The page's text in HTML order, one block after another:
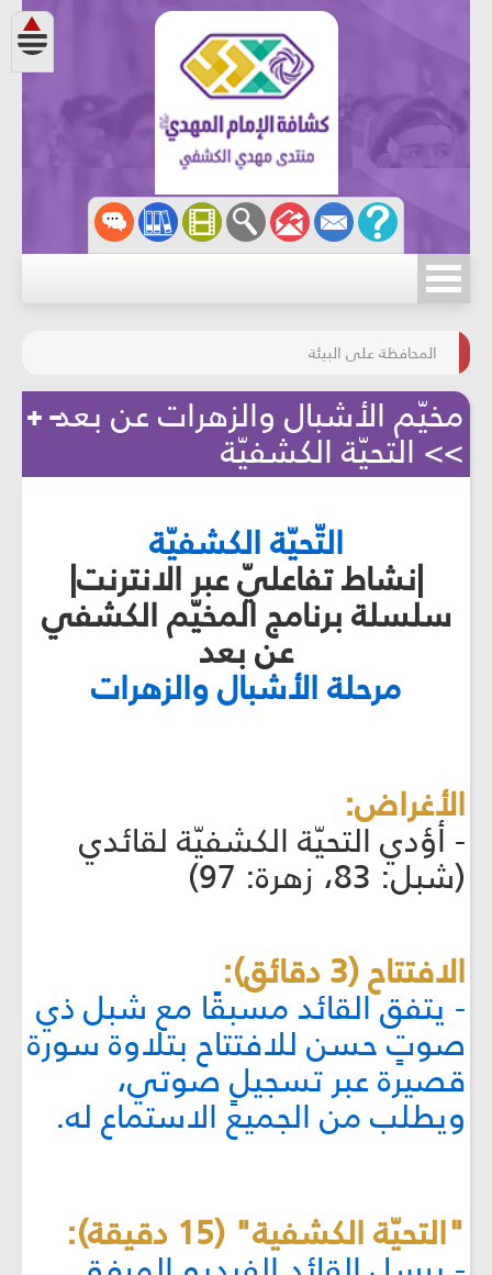
مسابقة الركب الحسينيّ
المحافظة على البيئة
مخيّم الأشبال والزهرات عن بعد
>> التحيّة الكشفيّة
التّحيّة الكشفيّة
|نشاط تفاعليّ عبر الانترنت|
سلسلة برنامج المخيّم الكشفي
عن بعد
مرحلة الأشبال والزهرات
الأغراض:
- أؤدي التحيّة الكشفيّة لقائدي
(شبل: 83، زهرة: 97)
الافتتاح (3 دقائق):
- يتفق القائد مسبقًا مع شبل ذي
صوتٍ حسن للافتتاح بتلاوة سورة
قصيرة عبر تسجيلٍ صوتي،
ويطلب من الجميع الاستماع له.
"التحيّة الكشفية" (15 دقيقة):